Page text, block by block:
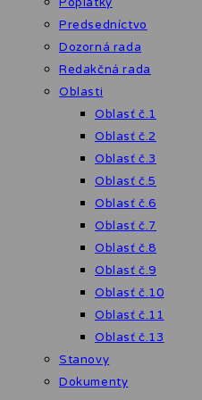
Predsedníctvo
Dozorná rada
Redakčná rada
Oblasti
Oblasť č.1
Oblasť č.2
Oblasť č.3
Oblasť č.5
Oblasť č.6
Oblasť č.7
Oblasť č.8
Oblasť č.9
Oblasť č.10
Oblasť č.11
Oblasť č.13
Stanovy
Dokumenty